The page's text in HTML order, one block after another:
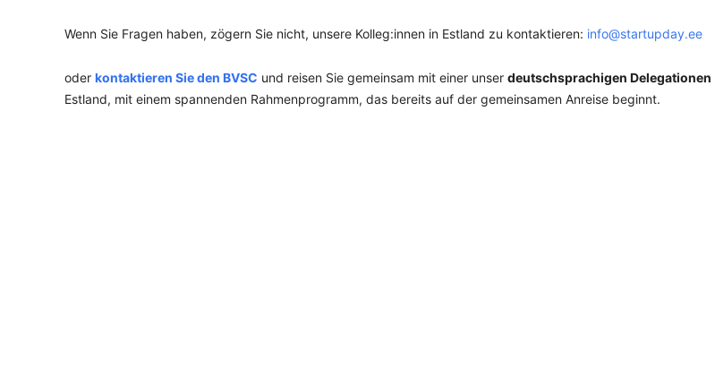
Wenn Sie Fragen haben, zögern Sie nicht, unsere Kolleg:innen in Estland zu kontaktieren: info@startupday.ee
oder kontaktieren Sie den BVSC und reisen Sie gemeinsam mit einer unser deutschsprachigen Delegationen
Estland, mit einem spannenden Rahmenprogramm, das bereits auf der gemeinsamen Anreise beginnt.